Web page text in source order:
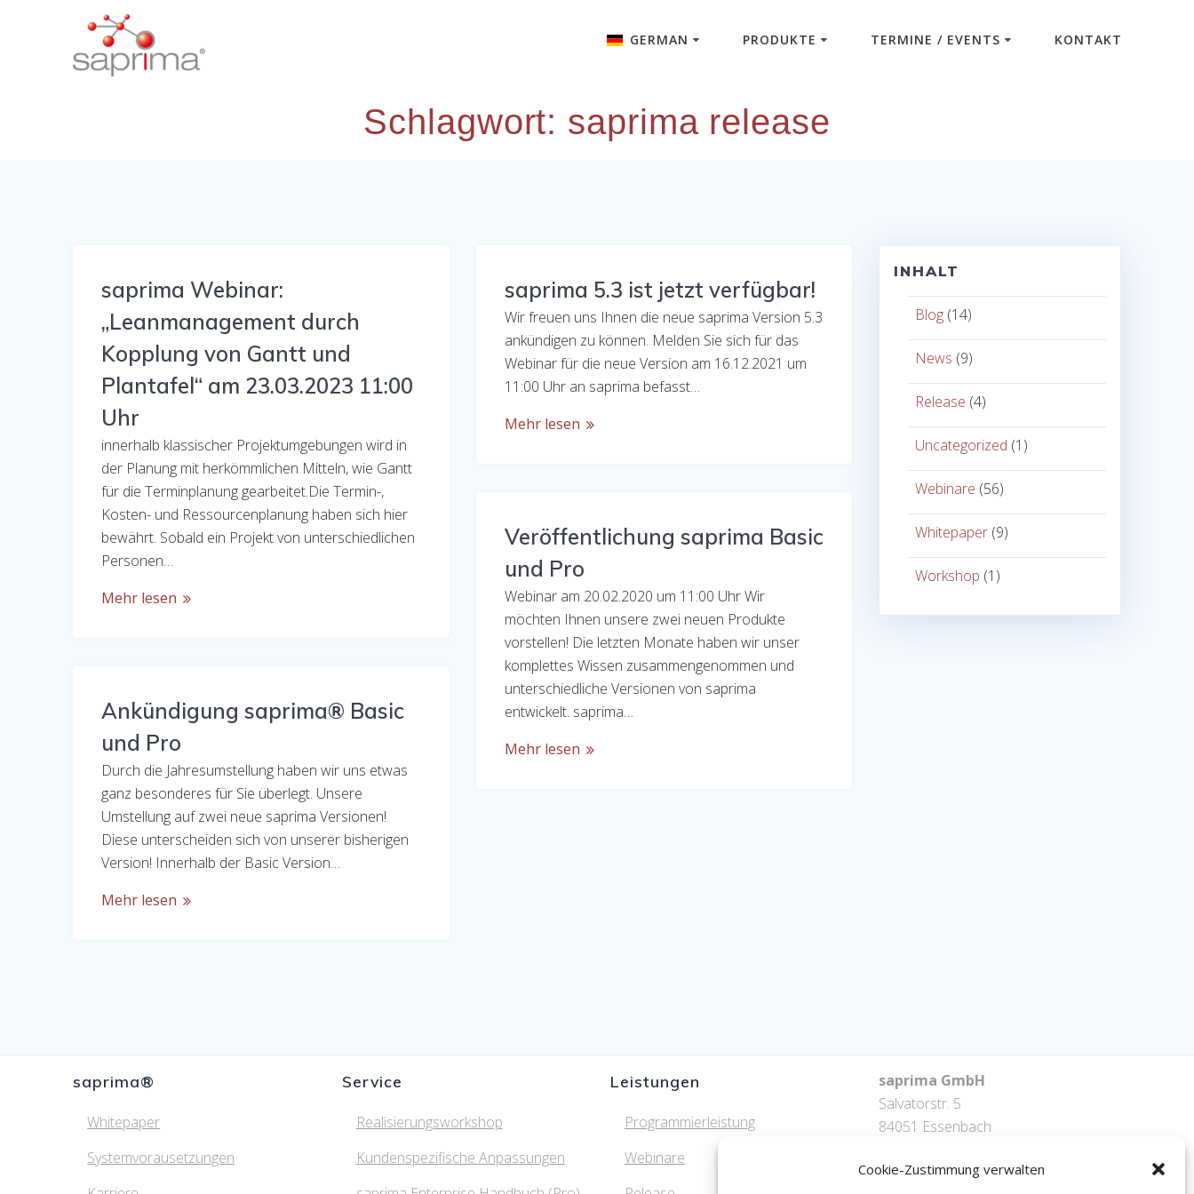
Cookie-Zustimmung verwalten
GERMAN PRODUKTE TERMINE / EVENTS KONTAKT
Schlagwort: saprima release
saprima Webinar:
„Leanmanagement durch
Kopplung von Gantt und
Plantafel“ am 23.03.2023 11:00
Uhr
innerhalb klassischer Projektumgebungen wird in
der Planung mit herkömmlichen Mitteln, wie Gantt
für die Terminplanung gearbeitet.Die Termin-,
Kosten- und Ressourcenplanung haben sich hier
bewährt. Sobald ein Projekt von unterschiedlichen
Personen…
Mehr lesen
saprima 5.3 ist jetzt verfügbar!
Wir freuen uns Ihnen die neue saprima Version 5.3
ankündigen zu können. Melden Sie sich für das
Webinar für die neue Version am 16.12.2021 um
11:00 Uhr an saprima befasst…
Mehr lesen
Veröffentlichung saprima Basic
und Pro
Webinar am 20.02.2020 um 11:00 Uhr Wir
möchten Ihnen unsere zwei neuen Produkte
vorstellen! Die letzten Monate haben wir unser
komplettes Wissen zusammengenommen und
unterschiedliche Versionen von saprima
entwickelt. saprima…
Mehr lesen
Ankündigung saprima® Basic
und Pro
Durch die Jahresumstellung haben wir uns etwas
ganz besonderes für Sie überlegt. Unsere
Umstellung auf zwei neue saprima Versionen!
Diese unterscheiden sich von unserer bisherigen
Version! Innerhalb der Basic Version…
Mehr lesen
INHALT
Blog (14)
News (9)
Release (4)
Uncategorized (1)
Webinare (56)
Whitepaper (9)
Workshop (1)
saprima®
Whitepaper
Systemvorausetzungen
Service
Realisierungsworkshop
Kundenspezifische Anpassungen
Leistungen
Programmierleistung
Webinare
saprima GmbH
Salvatorstr. 5
84051 Essenbach
mail: info@saprima.de